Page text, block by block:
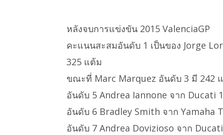
หลังจบการแข่งขัน 2015 ValenciaGP
คะแนนสะสมอันดับ 1 เป็นของ Jorge
325 แต้ม
ขณะที่ Marc Marquez อันดับ 3 มี 242
อันดับ 5 Andrea Iannone จาก Ducati
อันดับ 6 Bradley Smith จาก Yamaha
อันดับ 7 Andrea Dovizioso จาก